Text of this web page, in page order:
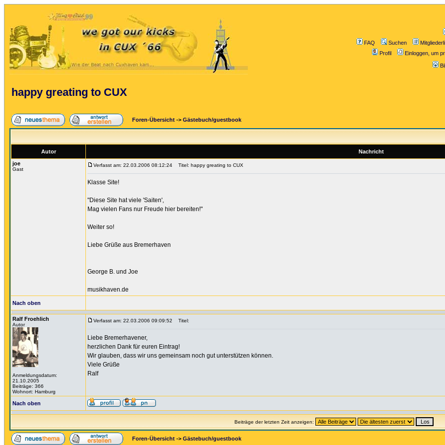
FAQ
Suchen
Profil
Einloggen, um
happy greating to CUX
Foren-Übersicht -> Gästebuch/guestbook
Autor
Nachricht
joe
Gast
Verfasst am: 22.03.2006 08:12:24 Titel: happy greating to CUX
Klasse Site!
"Diese Site hat viele 'Saiten',
Mag vielen Fans nur Freude hier bereiten!"
Weiter so!
Liebe Grüße aus Bremerhaven
George B. und Joe
musikhaven.de
Nach oben
Ralf Froehlich
Autor
Anmeldungsdatum:
21.10.2005
Beiträge: 366
Wohnort: Hamburg
Verfasst am: 22.03.2006 09:09:52 Titel:
Liebe Bremerhavener,
herzlichen Dank für euren Eintrag!
Wir glauben, dass wir uns gemeinsam noch gut unterstützen können.
Viele Grüße
Ralf
Nach oben
Beiträge der letzten Zeit anzeigen:
Foren-Übersicht -> Gästebuch/guestbook